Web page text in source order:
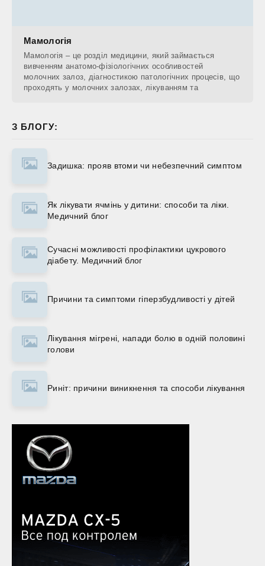
Мамологія
Мамологія – це розділ медицини, який займається
вивченням анатомо-фізіологічних особливостей
молочних залоз, діагностикою патологічних процесів, що
проходять у молочних залозах, лікуванням та
З БЛОГУ:
Задишка: прояв втоми чи небезпечний симптом
Як лікувати ячмінь у дитини: способи та ліки.
Медичний блог
Сучасні можливості профілактики цукрового
діабету. Медичний блог
Причини та симптоми гіперзбудливості у дітей
Лікування мігрені, напади болю в одній половині
голови
Риніт: причини виникнення та способи лікування